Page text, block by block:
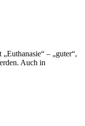
– „guter“,
Auch in